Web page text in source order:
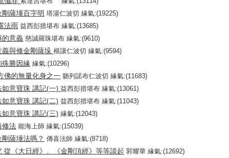
薩埵百字明 塔湯仁波切 緣氣:(19225)
法雨 益西彭措堪布 緣氣:(13685)
的意義 慈誠羅珠堪布 緣氣:(9610)
與修金剛薩垛 根讓仁波切 緣氣:(9594)
勝因緣 緣氣:(10296)
佛的無量化身之一 聽列諾布仁波切 緣氣:(11683)
意寶珠 講記(一) 益西彭措堪布 緣氣:(13061)
意寶珠 講記(二) 益西彭措堪布 緣氣:(11043)
意寶珠 講記(三) 緣氣:(12043)
修法 能海上師 緣氣:(15039)
薩埵法嗎？ 傳喜法師 緣氣:(8718)
從《大日經》、《金剛頂經》等等談起 郭耀華 緣氣:(12692)